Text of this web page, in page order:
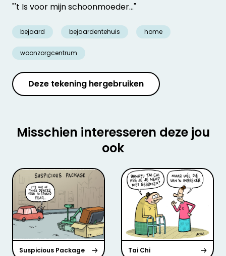
"'t Is voor mijn schoonmoeder..."
bejaard bejaardentehuis home
woonzorgcentrum
Deze tekening hergebruiken
Misschien interesseren deze jou
ook
Suspicious Package Tai Chi